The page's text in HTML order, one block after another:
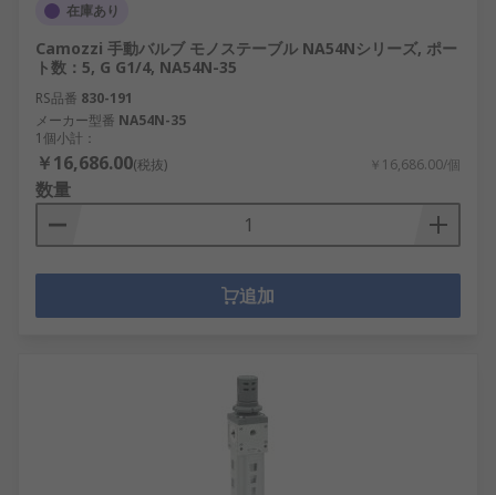
在庫あり
Camozzi 手動バルブ モノステーブル NA54Nシリーズ, ポー
ト数：5, G G1/4, NA54N-35
RS品番 830-191
メーカー型番 NA54N-35
1個小計：
￥16,686.00(税抜) ￥16,686.00/個
数量
追加